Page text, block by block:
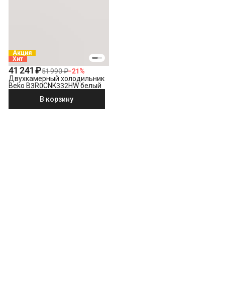
Акция
Хит
41 241 ₽51 990 ₽−21%
Двухкамерный холодильник
Beko B3R0CNK332HW белый
В корзину